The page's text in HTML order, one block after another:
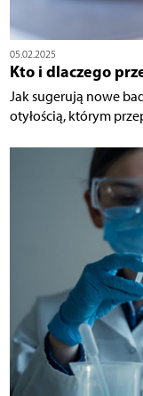
05.02.2025
Kto i dlaczego
Jak sugerują nowe
otyłością, którym